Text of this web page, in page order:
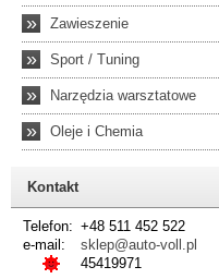
» Zawieszenie
» Sport / Tuning
» Narzędzia warsztatowe
» Oleje i Chemia
Kontakt
Telefon: +48 511 452 522
e-mail:
sklep@auto-voll.pl
45419971